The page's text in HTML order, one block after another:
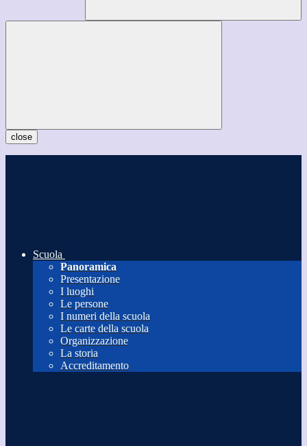
close
Scuola
Panoramica
Presentazione
I luoghi
Le persone
I numeri della scuola
Le carte della scuola
Organizzazione
La storia
Accreditamento